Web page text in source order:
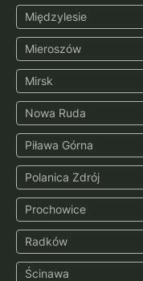
Międzylesie
Mieroszów
Mirsk
Nowa Ruda
Piława Górna
Polanica Zdrój
Prochowice
Radków
Ścinawa